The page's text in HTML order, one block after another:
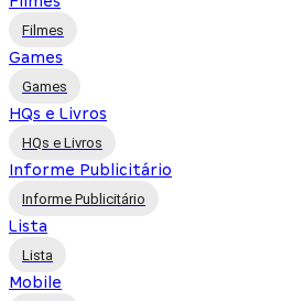
Filmes
Games
Games
HQs e Livros
HQs e Livros
Informe Publicitário
Informe Publicitário
Lista
Lista
Mobile